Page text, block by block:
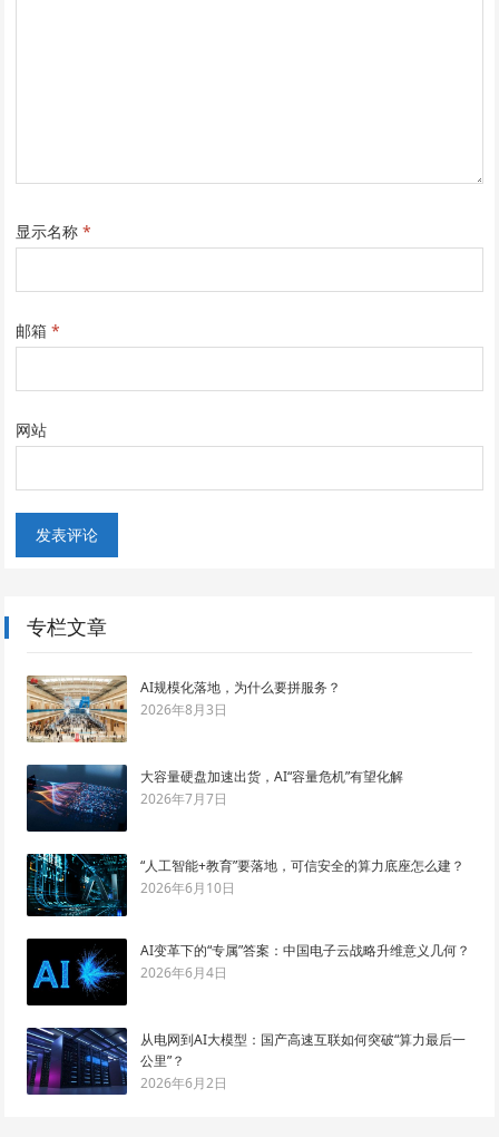
显示名称*
邮箱*
网站
专栏文章
AI规模化落地，为什么要拼服务？
2026年8月3日
大容量硬盘加速出货，AI“容量危机”有望化解
2026年7月7日
“人工智能+教育”要落地，可信安全的算力底座怎么建？
2026年6月10日
AI变革下的“专属”答案：中国电子云战略升维意义几何？
2026年6月4日
从电网到AI大模型：国产高速互联如何突破“算力最后一
公里”？
2026年6月2日